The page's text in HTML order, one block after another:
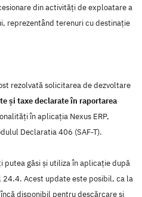
din activităţi de exploatare a
reprezentând terenuri cu destinaţie
rezolvată solicitarea de dezvoltare
și taxe declarate în raportarea
în aplicaţia Nexus ERP,
Declaratia 406 (SAF-T).
putea găsi şi utiliza în aplicaţie după
Acest update este posibil, ca la
disponibil pentru descărcare şi